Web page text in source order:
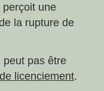
perçoit une
la rupture de
peut pas être
licenciement.